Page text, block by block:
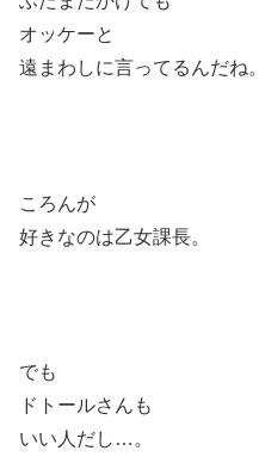
オッケーと
遠まわしに言ってるんだね。
ころんが
好きなのは乙女課長。
でも
ドトールさんも
いい人だし…。